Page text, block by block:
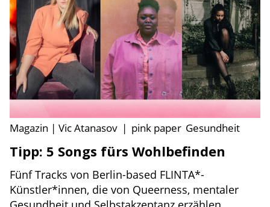
Magazin | Vic Atanasov | pink paper Gesundheit
Tipp: 5 Songs fürs Wohlbefinden
Fünf Tracks von Berlin-based FLINTA*-
Künstler*innen, die von Queerness, mentaler